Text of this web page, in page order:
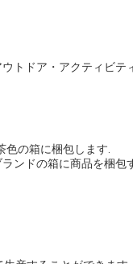
ウトドア・アクティビテ
の箱に梱包します.
ンドの箱に商品を梱包